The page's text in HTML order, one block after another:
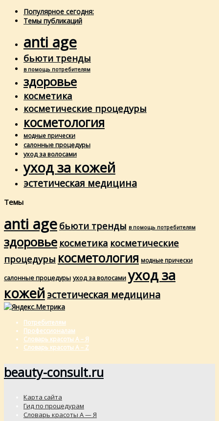
Популярное сегодня:
Темы публикаций
anti age
бьюти тренды
в помощь потребителям
здоровье
косметика
косметические процедуры
косметология
модные прически
салонные процедуры
уход за волосами
уход за кожей
эстетическая медицина
Темы
anti age бьюти тренды в помощь потребителям
здоровье косметика косметические
процедуры косметология модные прически
салонные процедуры уход за волосами уход за
кожейэстетическая медицина
Потребителям
Профессионалам
Словарь красоты А – Я
Словарь красоты A – Z
beauty-consult.ru
Карта сайта
Гид по процедурам
Словарь красоты А — Я